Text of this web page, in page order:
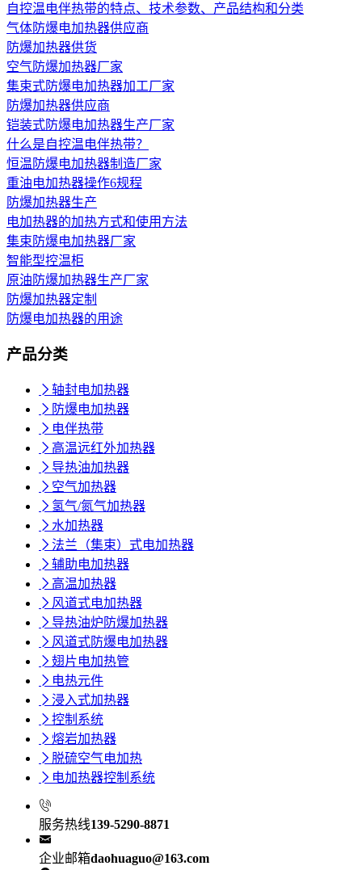
自控温电伴热带的特点、技术参数、产品结构和分类
气体防爆电加热器供应商
防爆加热器供货
空气防爆加热器厂家
集束式防爆电加热器加工厂家
防爆加热器供应商
铠装式防爆电加热器生产厂家
什么是自控温电伴热带？
恒温防爆电加热器制造厂家
重油电加热器操作6规程
防爆加热器生产
电加热器的加热方式和使用方法
集束防爆电加热器厂家
智能型控温柜
原油防爆加热器生产厂家
防爆加热器定制
防爆电加热器的用途
产品分类
 轴封电加热器
 防爆电加热器
 电伴热带
 高温远红外加热器
 导热油加热器
 空气加热器
 氢气/氮气加热器
 水加热器
 法兰（集束）式电加热器
 辅助电加热器
 高温加热器
 风道式电加热器
 导热油炉防爆加热器
 风道式防爆电加热器
 翅片电加热管
 电热元件
 浸入式加热器
 控制系统
 熔岩加热器
 脱硫空气电加热
 电加热器控制系统

服务热线139-5290-8871

企业邮箱daohuaguo@163.com